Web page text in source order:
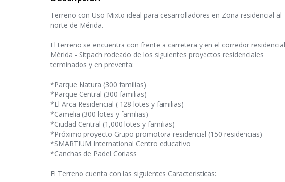
Terreno con Uso Mixto ideal para desarrolladores en Zona residencial al
norte de Mérida.
El terreno se encuentra con frente a carretera y en el corredor residencial
Mérida - Sitpach rodeado de los siguientes proyectos residenciales
terminados y en preventa:
*Parque Natura (300 familias)
*Parque Central (300 familias)
*El Arca Residencial ( 128 lotes y familias)
*Camelia (300 lotes y familias)
*Ciudad Central (1,000 lotes y familias)
*Próximo proyecto Grupo promotora residencial (150 residencias)
*SMARTIUM International Centro educativo
*Canchas de Padel Coriass
El Terreno cuenta con las siguientes Caracteristicas: